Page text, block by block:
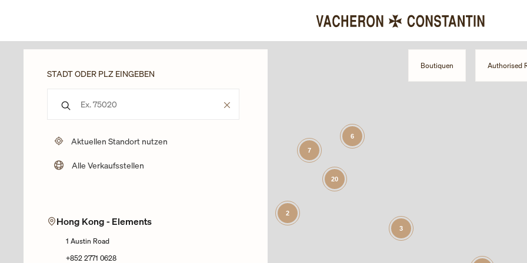
Return to Nav
Boutiquen Authorised
STADT ODER PLZ EINGEBEN
Stadt, Staat/Provinz, PLZ oder Stadt & Land
Aktuellen Standort nutzen
Alle Verkaufsstellen
Hong Kong - Elements
1 Austin Road
+852 2771 0628
3
6
2
7
20